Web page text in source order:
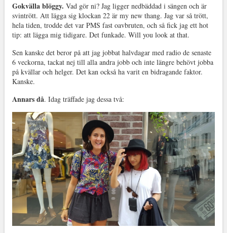
Gokvälla blöggy. Vad gör ni? Jag ligger nedbäddad i sängen och är
svintrött. Att lägga sig klockan 22 är my new thang. Jag var så trött,
hela tiden, trodde det var PMS fast oavbruten, och så fick jag ett hot
tip: att lägga mig tidigare. Det funkade. Will you look at that.
Sen kanske det beror på att jag jobbat halvdagar med radio de senaste
6 veckorna, tackat nej till alla andra jobb och inte längre behövt jobba
på kvällar och helger. Det kan också ha varit en bidragande faktor.
Kanske.
Annars då. Idag träffade jag dessa två: